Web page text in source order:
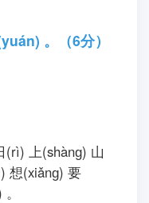
。（6分）
上(shànɡ) 山
想(xiǎnɡ) 要